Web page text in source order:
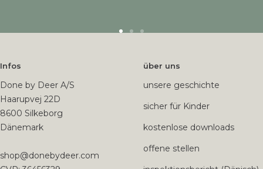
gehengehen
gehen
Infos
Done by Deer A/S
Haarupvej 22D
8600 Silkeborg
Dänemark
shop@donebydeer.com
über uns
unsere geschichte
sicher für Kinder
kostenlose downloads
offene stellen